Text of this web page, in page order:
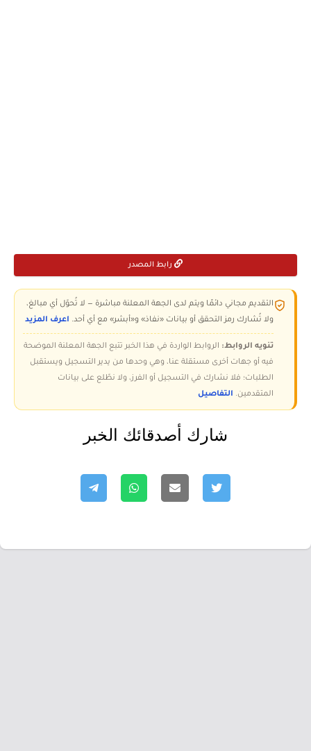
رابط المصدر
التقديم مجاني دائمًا ويتم لدى الجهة المعلنة مباشرة — لا تُحوّل أي مبالغ،
ولا تُشارك رمز التحقق أو بيانات «نفاذ» و«أبشر» مع أي أحد. اعرف المزيد
تنويه الروابط: الروابط الواردة في هذا الخبر تتبع الجهة المعلنة الموضحة
فيه أو جهات أخرى مستقلة عنا، وهي وحدها من يدير التسجيل ويستقبل
الطلبات؛ فلا نشارك في التسجيل أو الفرز، ولا نطّلع على بيانات
المتقدمين. التفاصيل
شارك أصدقائك الخبر